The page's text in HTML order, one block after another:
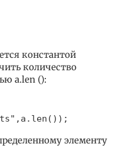
константой
количество
a.len ():
элементу